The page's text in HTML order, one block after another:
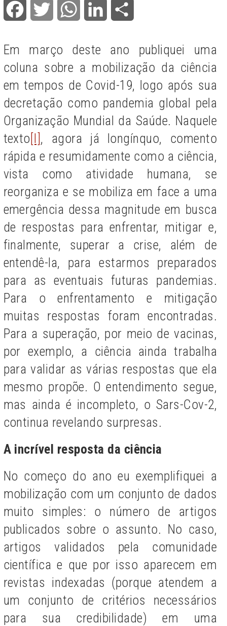
Facebook Twitter WhatsApp LinkedIn
Em março deste ano publiquei uma
coluna sobre a mobilização da ciência
em tempos de Covid-19, logo após sua
decretação como pandemia global pela
Organização Mundial da Saúde. Naquele
texto[I], agora já longínquo, comento
rápida e resumidamente como a ciência,
vista como atividade humana, se
reorganiza e se mobiliza em face a uma
emergência dessa magnitude em busca
de respostas para enfrentar, mitigar e,
finalmente, superar a crise, além de
entendê-la, para estarmos preparados
para as eventuais futuras pandemias.
Para o enfrentamento e mitigação
muitas respostas foram encontradas.
Para a superação, por meio de vacinas,
por exemplo, a ciência ainda trabalha
para validar as várias respostas que ela
mesmo propõe. O entendimento segue,
mas ainda é incompleto, o Sars-Cov-2,
continua revelando surpresas.
A incrível resposta da ciência
No começo do ano eu exemplifiquei a
mobilização com um conjunto de dados
muito simples: o número de artigos
publicados sobre o assunto. No caso,
artigos validados pela comunidade
científica e que por isso aparecem em
revistas indexadas (porque atendem a
um conjunto de critérios necessários
para sua credibilidade) em uma